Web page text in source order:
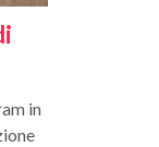
in